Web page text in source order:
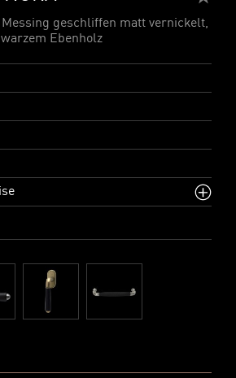
geschliffen matt vernickelt,
Ebenholz